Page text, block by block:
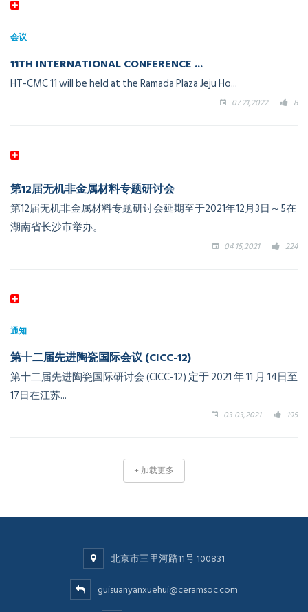
会议
11TH INTERNATIONAL CONFERENCE ...
HT-CMC 11 will be held at the Ramada Plaza Jeju Ho...
07 21,2022 8
第12届无机非金属材料专题研讨会
第12届无机非金属材料专题研讨会延期至于2021年12月3日～5在
湖南省长沙市举办。
04 15,2021 224
通知
第十二届先进陶瓷国际会议 (CICC-12)
第十二届先进陶瓷国际研讨会 (CICC-12) 定于 2021 年 11 月 14日至
17日在江苏...
03 03,2021 195
+ 加载更多
北京市三里河路11号 100831
guisuanyanxuehui@ceramsoc.com